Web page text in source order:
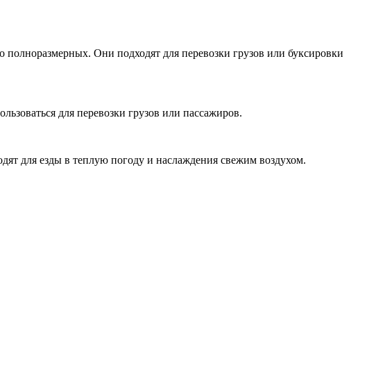
Они подходят для перевозки грузов или буксировки
для перевозки грузов или пассажиров.
для езды в теплую погоду и наслаждения свежим воздухом.